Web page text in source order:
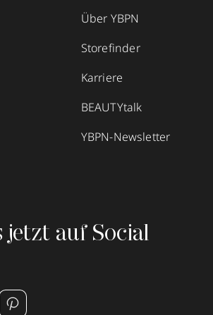
Über YBPN
Storefinder
Karriere
BEAUTYtalk
YBPN-Newsletter
jetzt auf Social